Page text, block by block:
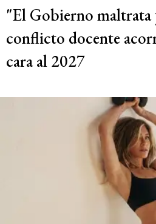
"El Gobierno maltrata
conflicto docente
cara al 2027